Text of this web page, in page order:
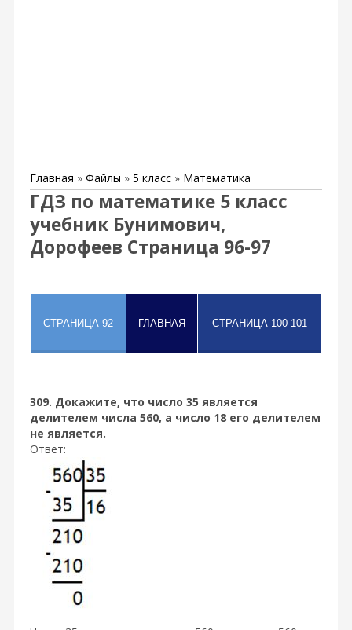
Главная » Файлы » 5 класс » Математика
ГДЗ по математике 5 класс
учебник Бунимович,
Дорофеев Страница 96-97
309. Докажите, что число 35 является
делителем числа 560, а число 18 его делителем
не является.
Ответ: